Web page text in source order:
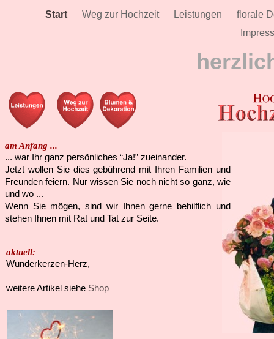
Start Weg zur Hochzeit Leistungen
florale
am Anfang ...
... war Ihr ganz persönliches “Ja!” zueinander.
Jetzt wollen Sie dies gebührend mit Ihren Familien und
Freunden feiern. Nur wissen Sie noch nicht so ganz, wie
und wo ...
Wenn Sie mögen, sind wir Ihnen gerne behilflich und
stehen Ihnen mit Rat und Tat zur Seite.
aktuell:
Wunderkerzen-Herz,
weitere Artikel siehe Shop